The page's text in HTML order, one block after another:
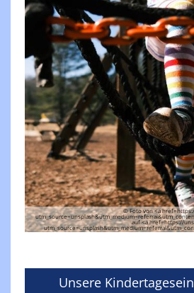
© Foto von <a
auf <a href=https://
Unsere